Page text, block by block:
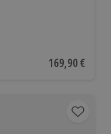
Aktueller Preis
169,90 €